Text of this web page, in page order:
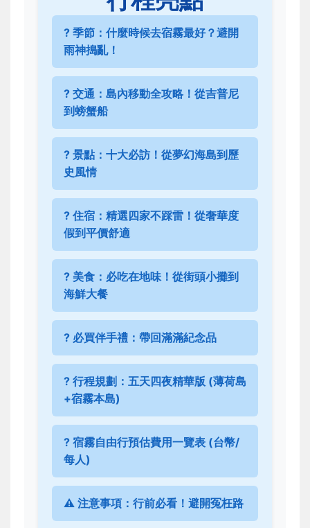
?️ 季節：什麼時候去宿霧最好？避開
雨神搗亂！
? 交通：島內移動全攻略！從吉普尼
到螃蟹船
?️ 景點：十大必訪！從夢幻海島到歷
史風情
? 住宿：精選四家不踩雷！從奢華度
假到平價舒適
?️ 美食：必吃在地味！從街頭小攤到
海鮮大餐
?️ 必買伴手禮：帶回滿滿紀念品
?️ 行程規劃：五天四夜精華版 (薄荷島
+宿霧本島)
? 宿霧自由行預估費用一覽表 (台幣/
每人)
⚠️ 注意事項：行前必看！避開冤枉路